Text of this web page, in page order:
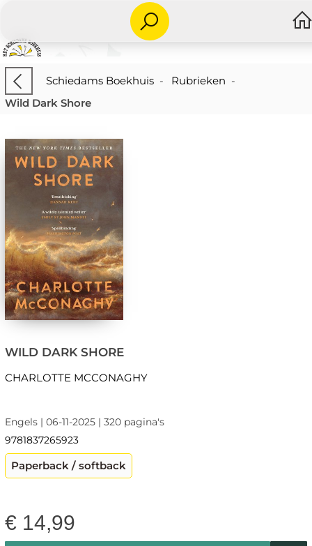
Schiedams Boekhuis- Rubrieken -
Wild Dark Shore
WILD DARK SHORE
CHARLOTTE MCCONAGHY
Engels | 06-11-2025 | 320 pagina's
9781837265923
Paperback / softback
€ 14,99